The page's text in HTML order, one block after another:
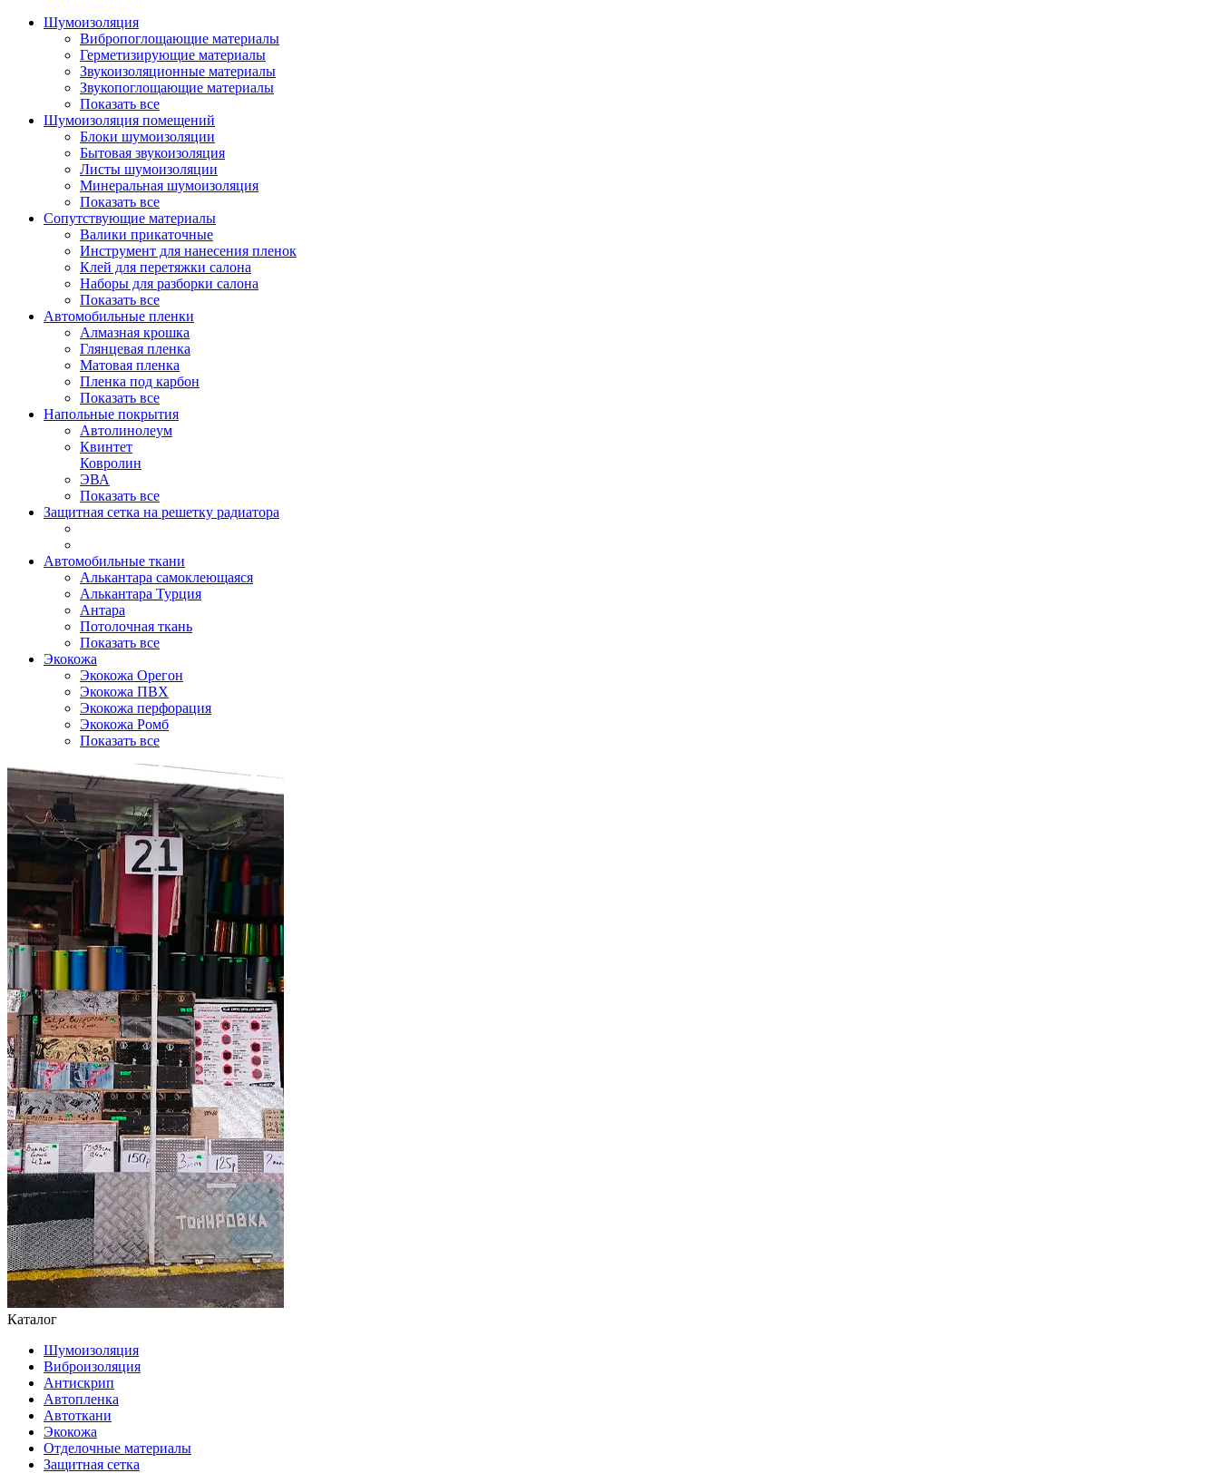
Шумоизоляция
Вибропоглощающие материалы
Герметизирующие материалы
Звукоизоляционные материалы
Звукопоглощающие материалы
Показать все
Шумоизоляция помещений
Блоки шумоизоляции
Бытовая звукоизоляция
Листы шумоизоляции
Минеральная шумоизоляция
Показать все
Сопутствующие материалы
Валики прикаточные
Инструмент для нанесения пленок
Клей для перетяжки салона
Наборы для разборки салона
Показать все
Автомобильные пленки
Алмазная крошка
Глянцевая пленка
Матовая пленка
Пленка под карбон
Показать все
Напольные покрытия
Автолинолеум
Квинтет
Ковролин
ЭВА
Показать все
Защитная сетка на решетку радиатора
Автомобильные ткани
Алькантара самоклеющаяся
Алькантара Турция
Антара
Потолочная ткань
Показать все
Экокожа
Экокожа Орегон
Экокожа ПВХ
Экокожа перфорация
Экокожа Ромб
Показать все
Каталог
Шумоизоляция
Виброизоляция
Антискрип
Автопленка
Автоткани
Экокожа
Отделочные материалы
Защитная сетка